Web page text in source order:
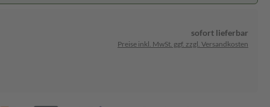
sofort lieferbar
Preise inkl. MwSt. ggf. zzgl. Versandkosten